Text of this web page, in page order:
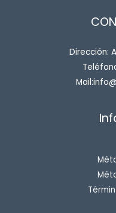
Dirección: